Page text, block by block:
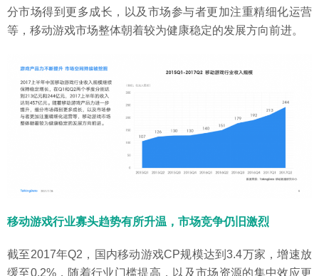
分市场得到更多成长，以及市场参与者更加注重精细化运营
等，移动游戏市场整体朝着较为健康稳定的发展方向前进。
移动游戏行业寡头趋势有所升温，市场竞争仍旧激烈
截至2017年Q2，国内移动游戏CP规模达到3.4万家，增速放
缓至0.2%，随着行业门槛提高，以及市场资源的集中效应更